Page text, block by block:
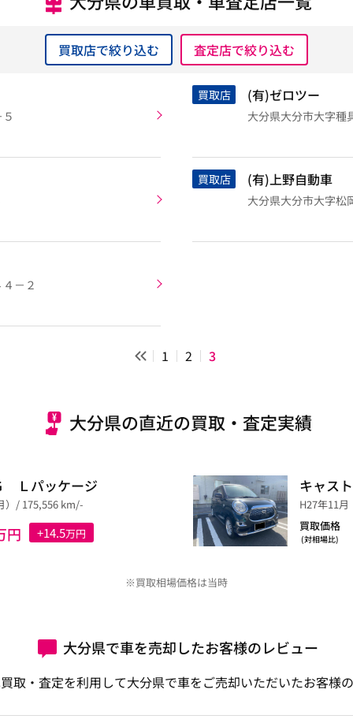
買取店で絞り込む 査定店で絞り込む
買取店 (有)ゼロツー
大分県大分市大字種
買取店 (有)上野自動車
大分県大分市大字松
－２
1 2 3
大分県の直近の買取・査定実績
Ｌパッケージ
）/ 175,556 km/-
円 +14.5万円
キャス
H27年11
買取価格
(対相場比)
※買取相場価格は当時
大分県で車を売却したお客様のレビュー
取・査定を利用して大分県で車をご売却いただいたお客様